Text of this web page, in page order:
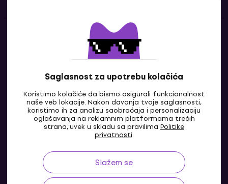
Saglasnost za upotrebu kolačića
Koristimo kolačiće da bismo osigurali funkcionalnost
naše veb lokacije. Nakon davanja tvoje saglasnosti,
koristimo ih za analizu saobraćaja i personalizaciju
oglašavanja na reklamnim platformama trećih
strana, uvek u skladu sa pravilima Politike
privatnosti.
Slažem se
Kontakti
Kontaktiraj nas
BA